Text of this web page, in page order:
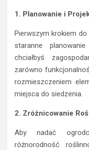
1. Planowanie i
Pierwszym krokiem
staranne
chciałbyś
zarówno
rozmieszczeniem
miejsca do siedzenia.
2. Zróżnicowanie
Aby nadać
różnorodność